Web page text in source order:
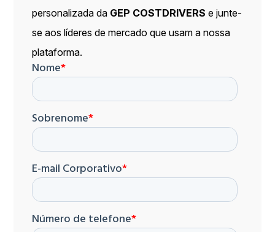
personalizada da GEP COSTDRIVERS e junte-
se aos líderes de mercado que usam a nossa
plataforma.